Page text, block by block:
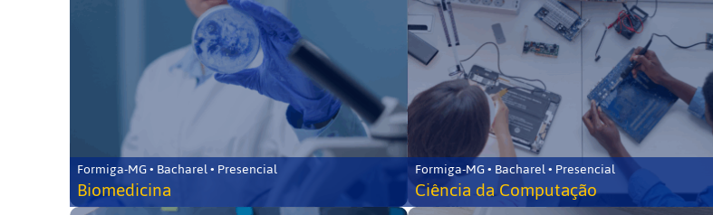
Formiga-MG • Bacharel • Presencial
Biomedicina
Formiga-MG • Bacharel • Presencial
Ciência da Computação